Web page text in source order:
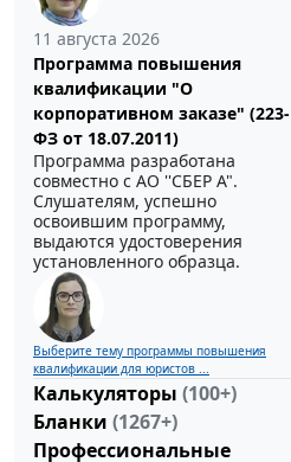
11 августа 2026
Программа повышения
квалификации "О
корпоративном заказе" (223-
ФЗ от 18.07.2011)
Программа разработана
совместно с АО ''СБЕР А".
Слушателям, успешно
освоившим программу,
выдаются удостоверения
установленного образца.
Выберите тему программы повышения
квалификации для юристов ...
Калькуляторы (100+)
Бланки (1267+)
Профессиональные